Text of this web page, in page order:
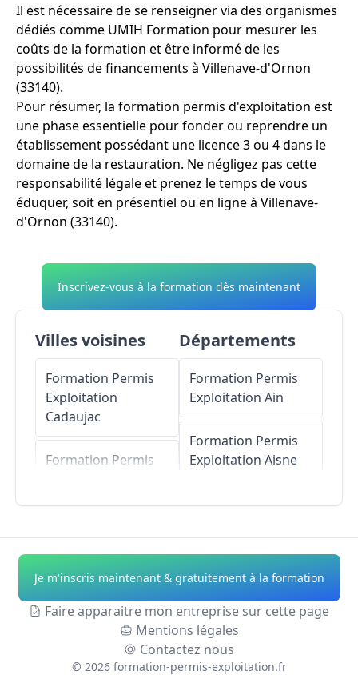
Il est nécessaire de se renseigner via des organismes
dédiés comme UMIH Formation pour mesurer les
coûts de la formation et être informé de les
possibilités de financements à Villenave-d'Ornon
(33140).
Pour résumer, la formation permis d'exploitation est
une phase essentielle pour fonder ou reprendre un
établissement possédant une licence 3 ou 4 dans le
domaine de la restauration. Ne négligez pas cette
responsabilité légale et prenez le temps de vous
éduquer, soit en présentiel ou en ligne à Villenave-
d'Ornon (33140).
Inscrivez-vous à la formation dès maintenant
Villes voisines
Formation Permis
Exploitation
Cadaujac
Formation Permis
Exploitation
Camblanes-et-
Meynac
Formation Permis
Quinsac
Départements
Formation Permis
Exploitation Ain
Formation Permis
Exploitation Aisne
Formation Permis
ExploitationAlpes-
de-Haute-Provence
Formation Permis
Exploitation Hautes-
Je m'inscris maintenant & gratuitement à la formation
Faire apparaitre mon entreprise sur cette page
Mentions légales
Contactez nous
© 2026 formation-permis-exploitation.fr